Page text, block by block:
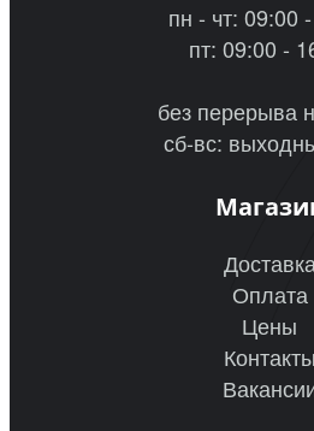
пн - чт: 09:00
пт: 09:00 -
без перерыва
сб-вс:
Доставка
Оплата
Цены
Контакты